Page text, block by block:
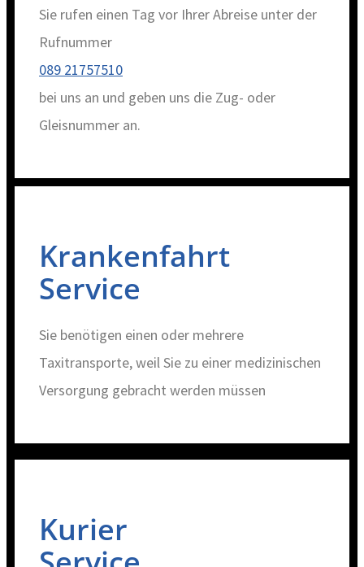
Sie rufen einen Tag vor Ihrer Abreise unter der
Rufnummer
089 21757510
bei uns an und geben uns die Zug- oder
Gleisnummer an.
Krankenfahrt
Service
Sie benötigen einen oder mehrere
Taxitransporte, weil Sie zu einer medizinischen
Versorgung gebracht werden müssen
Kurier